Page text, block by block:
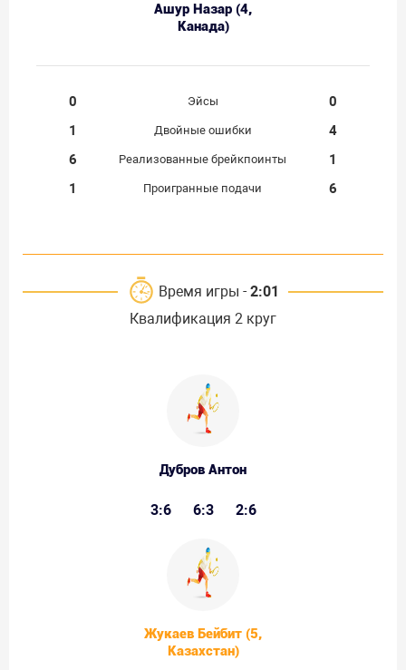
Ашур Назар (4,
Канада)
0 Эйсы
0
1
Двойные ошибки
4
6
Реализованные брейкпоинты
1
1
Проигранные подачи 6
Время игры - 2:01
Квалификация 2 круг
Дубров Антон
3:6 6:3 2:6
Жукаев Бейбит (5,
Казахстан)